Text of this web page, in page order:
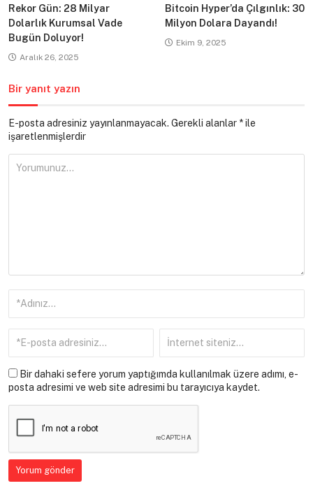
Rekor Gün: 28 Milyar
Dolarlık Kurumsal Vade
Bugün Doluyor!
Aralık 26, 2025
Bitcoin Hyper’da Çılgınlık: 30
Milyon Dolara Dayandı!
Ekim 9, 2025
Bir yanıt yazın
E-posta adresiniz yayınlanmayacak. Gerekli alanlar *ile
işaretlenmişlerdir
Bir dahaki sefere yorum yaptığımda kullanılmak üzere adımı, e-
posta adresimi ve web site adresimi bu tarayıcıya kaydet.